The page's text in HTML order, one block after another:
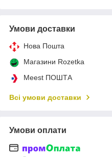
Умови доставки
Нова Пошта
Магазини Rozetka
Meest ПОШТА
Всі умови доставки
Умови оплати